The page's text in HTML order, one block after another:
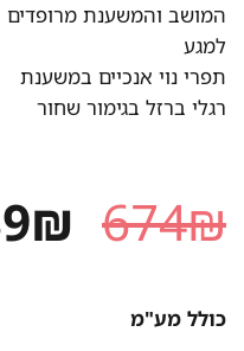
למגע
תפרי נוי אנכיים במשענת
רגלי ברזל בגימור שחור
674₪
₪
כולל מע"מ